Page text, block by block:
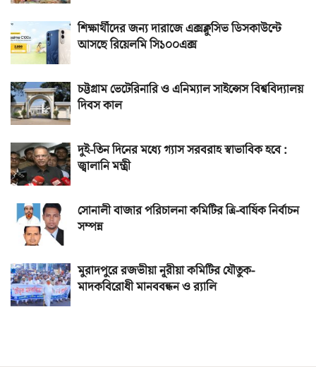
শিক্ষার্থীদের জন্য দারাজে এক্সক্লুসিভ ডিসকাউন্টে
আসছে রিয়েলমি সি১০০এক্স
চট্টগ্রাম ভেটেরিনারি ও এনিম্যাল সাইন্সেস বিশ্ববিদ্যালয়
দিবস কাল
দুই-তিন দিনের মধ্যে গ্যাস সরবরাহ স্বাভাবিক হবে :
জ্বালানি মন্ত্রী
সোনালী বাজার পরিচালনা কমিটির ত্রি-বার্ষিক নির্বাচন
সম্পন্ন
মুরাদপুরে রজভীয়া নূরীয়া কমিটির যৌতুক-
মাদকবিরোধী মানববন্ধন ও র‌্যালি